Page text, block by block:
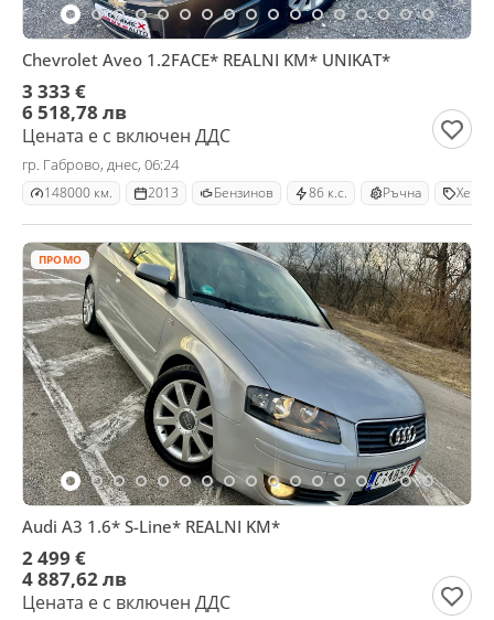
Chevrolet Aveo 1.2FACE* REALNI KM* UNIKAT*
3 333 €
6 518,78 лв
Цената е с включен ДДС
гр. Габрово, днес, 06:24
148000 км. 2013 Бензинов 86 к.с. Ръчна
ПРОМО
Audi A3 1.6* S-Line* REALNI KM*
2 499 €
4 887,62 лв
Цената е с включен ДДС